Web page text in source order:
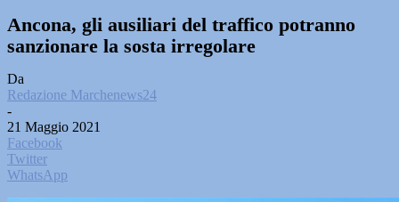
Ancona, gli ausiliari del traffico potranno
sanzionare la sosta irregolare
Da
Redazione Marchenews24
-
21 Maggio 2021
Facebook
Twitter
WhatsApp